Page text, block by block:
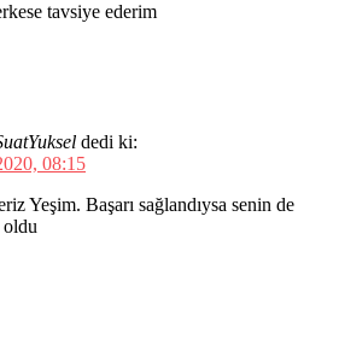
tavsiye ederim
dedi ki:
08:15
Yeşim. Başarı sağlandıysa senin de
oldu